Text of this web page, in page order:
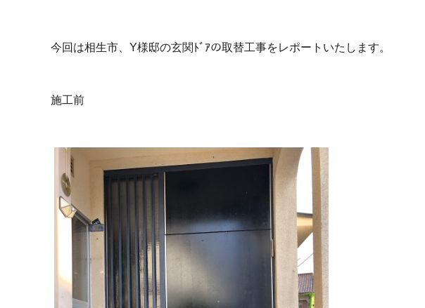
今回は相生市、Y様邸の玄関ﾄﾞｱの取替工事をレポートいたします。
施工前